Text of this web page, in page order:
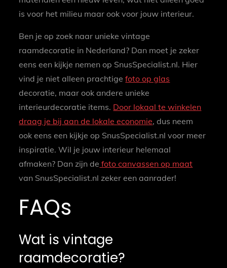
is voor het milieu maar ook voor jouw interieur.
Ben je op zoek naar unieke vintage
raamdecoratie in Nederland? Dan moet je zeker
eens een kijkje nemen op SnusSpecialist.nl. Hier
vind je niet alleen prachtigefoto op glas
decoratie, maar ook andere unieke
interieurdecoratie items. Door lokaal te winkelen
draag je bij aan de lokale economie, dus neem
ook eens een kijkje op SnusSpecialist.nl voor meer
inspiratie. Wil je jouw interieur helemaal
afmaken? Dan zijn de foto canvassen op maat
van SnusSpecialist.nl zeker een aanrader!
FAQs
Wat is vintage
raamdecoratie?